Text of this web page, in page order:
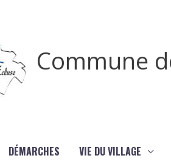
Commune
DÉMARCHES VIE DU VILLAGE